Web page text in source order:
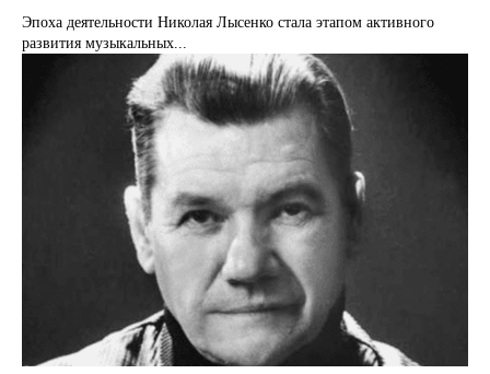
Эпоха деятельности Николая Лысенко стала этапом активного
развития музыкальных...